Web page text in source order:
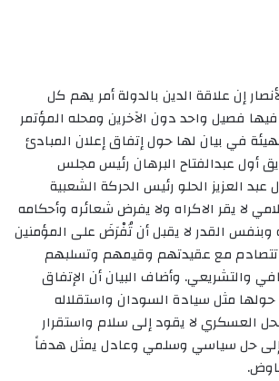
إن علاقة الدين بالدولة أمر يهم كل
فيها فصيل واحد دون الآخرين ومحله المؤتمر
في بيان لها حول إتفاق إعلان المبادئ
أول عبدالفتاح البرهان رئيس مجلس
عبد العزيز الحلو رئيس الحركة الشعبية
لا يقر الاكراه ولا يفرض شعائره وأحكامه
وبنفس القدر لا يقبل أن تُفْرَضَ على المؤمنين
تتصادم مع عقيدتهم وقيمهم وتسلبهم
والتشريعي. وأضاف البيان أن الإتفاق
مثل سيادة السودان واستقلاله
العسكري لا يقود إلى سلام واستقرار
إلى حل سياسي وسلمي وعادل يمثل هدفاً